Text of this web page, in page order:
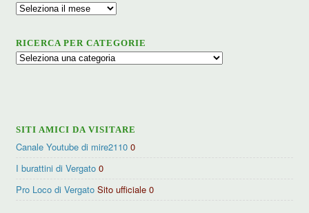
Archivio
RICERCA PER CATEGORIE
Ricerca
SITI AMICI DA VISITARE
Canale Youtube di mire2110 0
I burattini di Vergato 0
Pro Loco di Vergato Sito ufficiale 0